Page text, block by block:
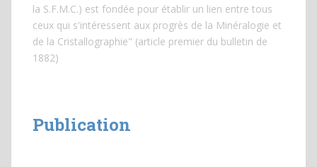
la S.F.M.C.) est fondée pour établir un lien entre tous
ceux qui s'intéressent aux progrès de la Minéralogie et
de la Cristallographie" (article premier du bulletin de
1882)
Publication